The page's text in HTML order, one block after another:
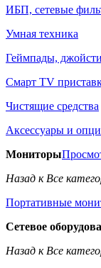
ИБП, сетевые
Умная техника
Геймпады,
Смарт TV
Чистящие средства
Аксессуары и
Мониторы
Назад к Все
Портативные
Сетевое
Назад к Все